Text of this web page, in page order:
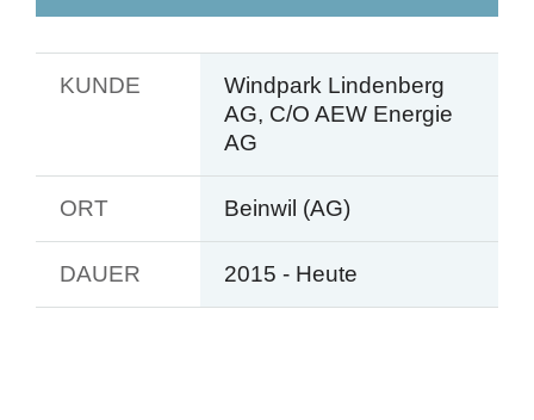
KUNDE
Windpark Lindenberg
AG, C/O AEW Energie
AG
ORT Beinwil (AG)
DAUER 2015 - Heute